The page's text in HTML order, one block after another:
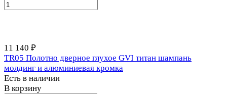
11 140 ₽
TR05 Полотно дверное глухое GVI титан шампань
молдинг и алюминиевая кромка
Есть в наличии
В корзину